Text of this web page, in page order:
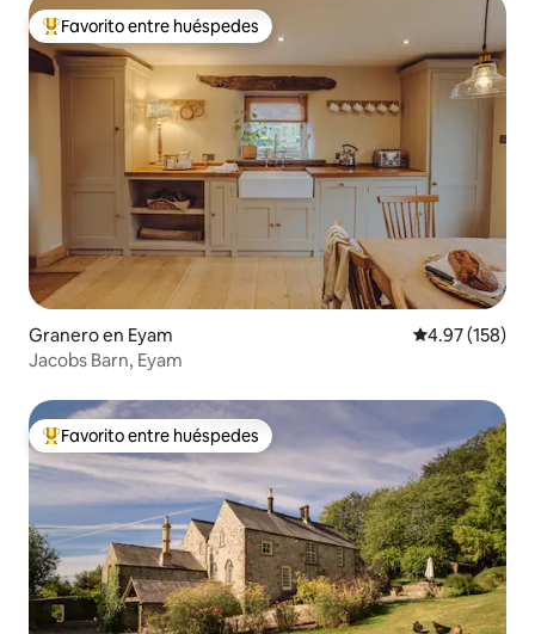
Favorito entre huéspedes preferido
Favorito entre huéspedes
Granero en Eyam Calificación
4.97 (158)
Jacobs Barn, Eyam
Favorito entre huéspedes preferido
Favorito entre huéspedes